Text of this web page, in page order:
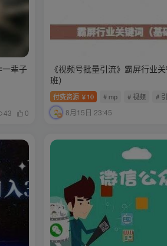
一辈子
43 0
《视频号批量引流》霸屏行业
班）
付费资源 ￥ 10 # mp # 视频 #
8月15日 23:45